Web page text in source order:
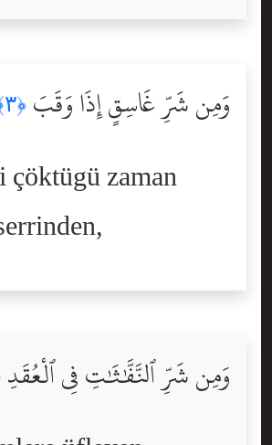
وَمِن شَرِّ غَاسِقٍ إِذَا وَقَبَ ﴿٣﴾
zaman
وَمِن شَرِّ ٱلنَّفَّٰثَٰتِ فِى ٱلْعُقَدِ